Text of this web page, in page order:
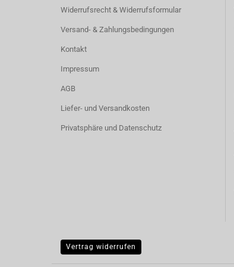
Widerrufsrecht & Widerrufsformular
Versand- & Zahlungsbedingungen
Kontakt
Impressum
AGB
Liefer- und Versandkosten
Privatsphäre und Datenschutz
Vertrag widerrufen